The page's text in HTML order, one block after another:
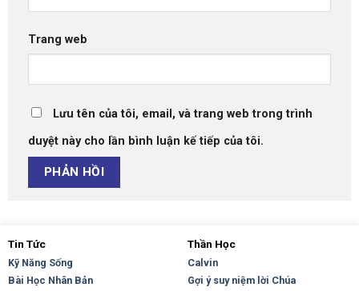
Trang web
Lưu tên của tôi, email, và trang web trong trình
duyệt này cho lần bình luận kế tiếp của tôi.
Tin Tức
Kỹ Năng Sống
Bài Học Nhân Bản
Thần Học
Calvin
Gợi ý suy niệm lời Chúa